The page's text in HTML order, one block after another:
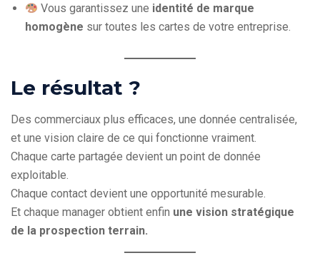
Vous garantissez une identité de marque
homogène sur toutes les cartes de votre entreprise.
Le résultat ?
Des commerciaux plus efficaces, une donnée centralisée,
et une vision claire de ce qui fonctionne vraiment.
Chaque carte partagée devient un point de donnée
exploitable.
Chaque contact devient une opportunité mesurable.
Et chaque manager obtient enfin une vision stratégique
de la prospection terrain.